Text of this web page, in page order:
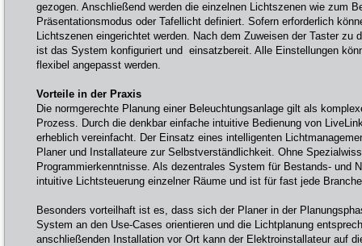
gezogen. Anschließend werden die einzelnen Lichtszenen wie zum
Präsentationsmodus oder Tafellicht definiert. Sofern erforderlich
Lichtszenen eingerichtet werden. Nach dem Zuweisen der Taster zu
ist das System konfiguriert und einsatzbereit. Alle Einstellungen
flexibel angepasst werden.
Vorteile in der Praxis
Die normgerechte Planung einer Beleuchtungsanlage gilt als
Prozess. Durch die denkbar einfache intuitive Bedienung von
erheblich vereinfacht. Der Einsatz eines intelligenten
Planer und Installateure zur Selbstverständlichkeit. Ohne
Programmierkenntnisse. Als dezentrales System für Bestands- und
intuitive Lichtsteuerung einzelner Räume und ist für fast jede
Besonders vorteilhaft ist es, dass sich der Planer in der
System an den Use-Cases orientieren und die Lichtplanung
anschließenden Installation vor Ort kann der Elektroinstallateur auf